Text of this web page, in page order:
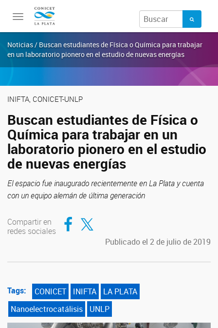
Toggle
navigation
Noticias / Buscan estudiantes de Física o Química para trabajar
en un laboratorio pionero en el estudio de nuevas energías
INIFTA, CONICET-UNLP
Buscan estudiantes de Física o
Química para trabajar en un
laboratorio pionero en el estudio
de nuevas energías
El espacio fue inaugurado recientemente en La Plata y cuenta
con un equipo alemán de última generación
Compartir en
redes sociales
Compartir en Facebook
Compartir en Twitter
Publicado el 2 de julio de 2019
Tags: CONICET INIFTA
LA PLATA
Nanoelectrocatálisis
UNLP